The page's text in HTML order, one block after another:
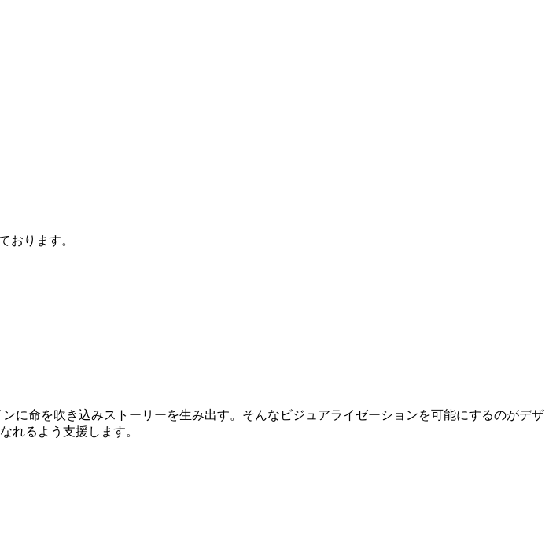
おります。
に命を吹き込みストーリーを生み出す。そんなビジュアライゼーションを可能にするのがデザ
れるよう支援します。